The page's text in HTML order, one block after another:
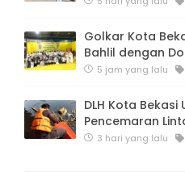
Golkar Kota
Bahlil dengan
5 jam yang lalu
DLH Kota
Pencemaran
3 hari yang lalu